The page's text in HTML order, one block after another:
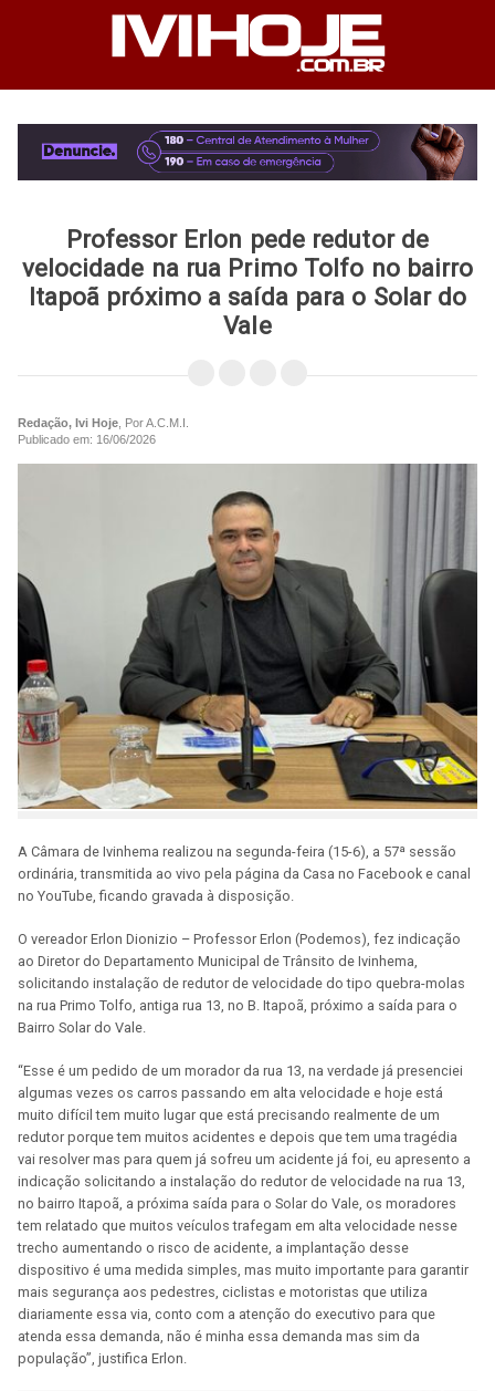
Professor Erlon pede redutor de
velocidade na rua Primo Tolfo no bairro
Itapoã próximo a saída para o Solar do
Vale
Redação, Ivi Hoje , Por A.C.M.I.
Publicado em: 16/06/2026
A Câmara de Ivinhema realizou na segunda-feira (15-6), a 57ª sessão
ordinária, transmitida ao vivo pela página da Casa no Facebook e canal
no YouTube, ficando gravada à disposição.
O vereador Erlon Dionizio – Professor Erlon (Podemos), fez indicação
ao Diretor do Departamento Municipal de Trânsito de Ivinhema,
solicitando instalação de redutor de velocidade do tipo quebra-molas
na rua Primo Tolfo, antiga rua 13, no B. Itapoã, próximo a saída para o
Bairro Solar do Vale.
“Esse é um pedido de um morador da rua 13, na verdade já presenciei
algumas vezes os carros passando em alta velocidade e hoje está
muito difícil tem muito lugar que está precisando realmente de um
redutor porque tem muitos acidentes e depois que tem uma tragédia
vai resolver mas para quem já sofreu um acidente já foi, eu apresento a
indicação solicitando a instalação do redutor de velocidade na rua 13,
no bairro Itapoã, a próxima saída para o Solar do Vale, os moradores
tem relatado que muitos veículos trafegam em alta velocidade nesse
trecho aumentando o risco de acidente, a implantação desse
dispositivo é uma medida simples, mas muito importante para garantir
mais segurança aos pedestres, ciclistas e motoristas que utiliza
diariamente essa via, conto com a atenção do executivo para que
atenda essa demanda, não é minha essa demanda mas sim da
população”, justifica Erlon.